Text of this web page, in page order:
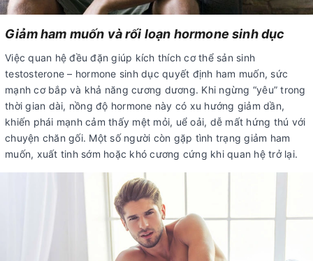
Giảm ham muốn và rối loạn hormone sinh dục
Việc quan hệ đều đặn giúp kích thích cơ thể sản sinh
testosterone – hormone sinh dục quyết định ham muốn, sức
mạnh cơ bắp và khả năng cương dương. Khi ngừng “yêu” trong
thời gian dài, nồng độ hormone này có xu hướng giảm dần,
khiến phái mạnh cảm thấy mệt mỏi, uể oải, dễ mất hứng thú với
chuyện chăn gối. Một số người còn gặp tình trạng giảm ham
muốn, xuất tinh sớm hoặc khó cương cứng khi quan hệ trở lại.